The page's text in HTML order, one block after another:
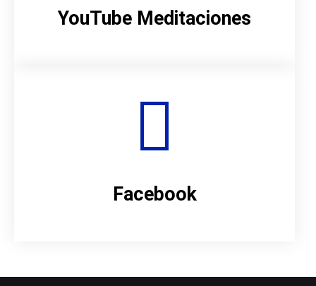
YouTube Meditaciones
Facebook